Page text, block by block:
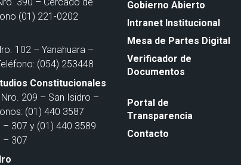
(01) 221-0202
102 – Yanahuara –
(054) 253448
Constitucionales
209 – San Isidro –
(01) 440 3587
– 307 y (01) 440 3589
– 307
Gobierno Abierto
Intranet Institucional
Mesa de Partes Digital
Verificador de
Documentos
Portal de
Transparencia
Contacto